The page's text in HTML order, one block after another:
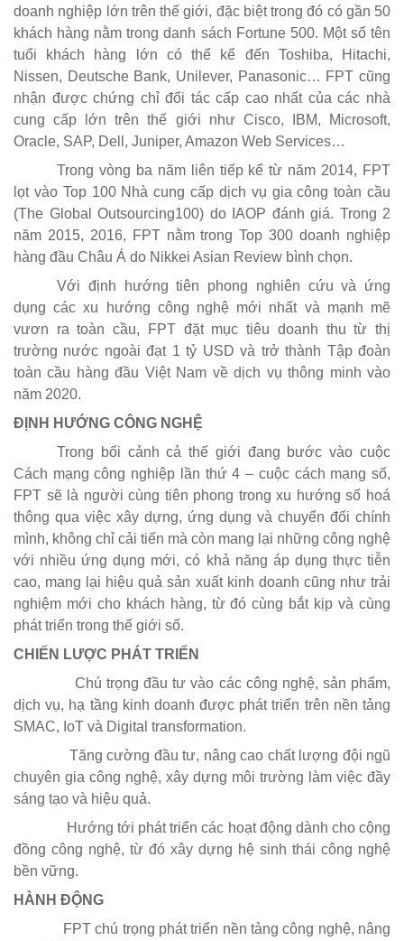
doanh nghiệp lớn trên thế giới, đặc biệt trong đó có gần 50
khách hàng nằm trong danh sách Fortune 500. Một số tên
tuổi khách hàng lớn có thể kể đến Toshiba, Hitachi,
Nissen, Deutsche Bank, Unilever, Panasonic… FPT cũng
nhận được chứng chỉ đối tác cấp cao nhất của các nhà
cung cấp lớn trên thế giới như Cisco, IBM, Microsoft,
Oracle, SAP, Dell, Juniper, Amazon Web Services…
Trong vòng ba năm liên tiếp kể từ năm 2014, FPT
lọt vàoTop 100 Nhà cung cấp dịch vụ gia công toàn cầu
(The Global Outsourcing100) do IAOP đánh giá. Trong 2
năm 2015, 2016, FPT nằm trong Top 300 doanh nghiệp
hàng đầu Châu Á do Nikkei Asian Review bình chọn.
Với định hướng tiên phong nghiên cứu và ứng
dụng các xu hướng công nghệ mới nhất và mạnh mẽ
vươn ra toàn cầu, FPT đặt mục tiêu doanh thu từ thị
trường nước ngoài đạt 1 tỷ USD và trở thành Tập đoàn
toàn cầu hàng đầu Việt Nam về dịch vụ thông minh vào
năm 2020.
ĐỊNH HƯỚNG CÔNG NGHỆ
Trong bối cảnh cả thế giới đang bước vào cuộc
Cách mạng công nghiệp lần thứ 4 – cuộc cách mạng số,
FPT sẽ là người cùng tiên phong trong xu hướng số hoá
thông qua việc xây dựng, ứng dụng và chuyển đối chính
mình, không chỉ cải tiến mà còn mang lại những công nghệ
với nhiều ứng dụng mới, có khả năng áp dụng thực tiễn
cao, mang lại hiệu quả sản xuất kinh doanh cũng như trải
nghiệm mới cho khách hàng, từ đó cùng bắt kịp và cùng
phát triển trong thế giới số.
CHIẾN LƯỢC PHÁT TRIỂN
Chú trọng đầu tư vào các công nghệ, sản phẩm,
dịch vụ, hạ tầng kinh doanh được phát triển trên nền tảng
SMAC, IoT và Digital transformation.
Tăng cường đầu tư, nâng cao chất lượng đội ngũ
chuyên gia công nghệ, xây dựng môi trường làm việc đầy
sáng tạo và hiệu quả.
Hướng tới phát triển các hoạt động dành cho cộng
đồng công nghệ, từ đó xây dựng hệ sinh thái công nghệ
bền vững.
HÀNH ĐỘNG
FPT chú trọng phát triển nền tảng công nghệ, nâng